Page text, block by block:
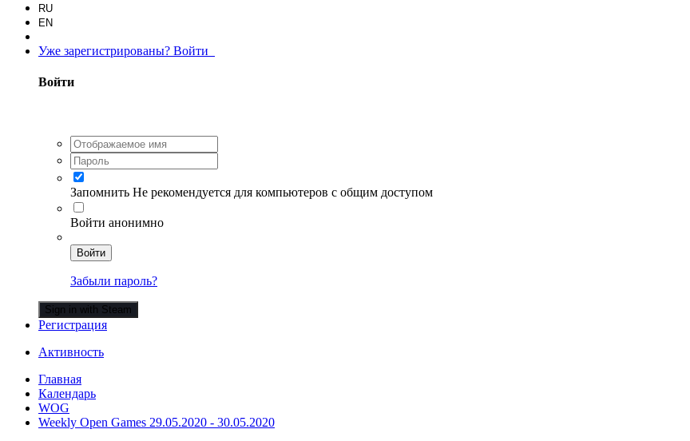
RU
EN
Уже зарегистрированы? Войти
Войти
Запомнить Не рекомендуется для компьютеров с общим доступом
Войти анонимно
Войти
Забыли пароль?
Sign in with Steam
Регистрация
Активность
Главная
Календарь
WOG
Weekly Open Games 29.05.2020 - 30.05.2020